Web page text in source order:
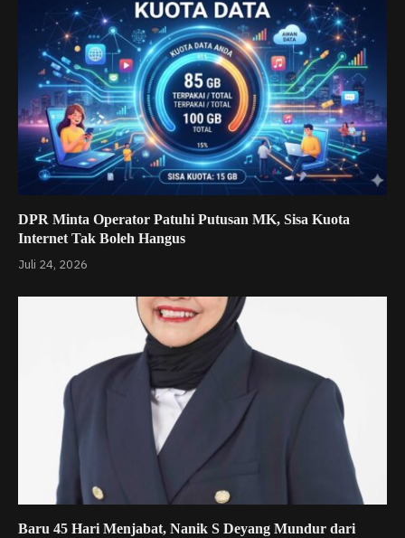
DPR Minta Operator Patuhi Putusan MK, Sisa Kuota
Internet Tak Boleh Hangus
Juli 24, 2026
Baru 45 Hari Menjabat, Nanik S Deyang Mundur dari